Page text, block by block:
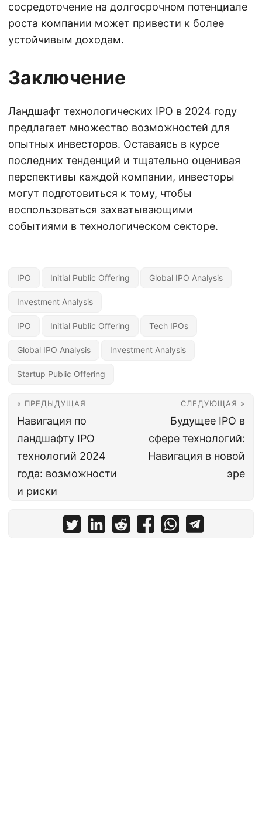
сосредоточение на долгосрочном потенциале
роста компании может привести к более
устойчивым доходам.
Заключение
Ландшафт технологических IPO в 2024 году
предлагает множество возможностей для
опытных инвесторов. Оставаясь в курсе
последних тенденций и тщательно оценивая
перспективы каждой компании, инвесторы
могут подготовиться к тому, чтобы
воспользоваться захватывающими
событиями в технологическом секторе.
IPO Initial Public Offering Global IPO Analysis
Investment Analysis
IPO Initial Public Offering Tech IPOs
Global IPO Analysis Investment Analysis
Startup Public Offering
« ПРЕДЫДУЩАЯ
Навигация по
ландшафту IPO
технологий 2024
года: возможности
и риски
СЛЕДУЮЩАЯ »
Будущее IPO в
сфере технологий:
Навигация в новой
эре